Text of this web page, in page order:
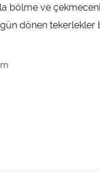
bölme ve
dönen tekerlekler